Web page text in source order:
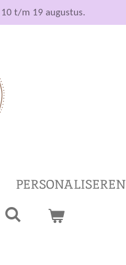
t/m 19 augustus.
PERSONALISEREN